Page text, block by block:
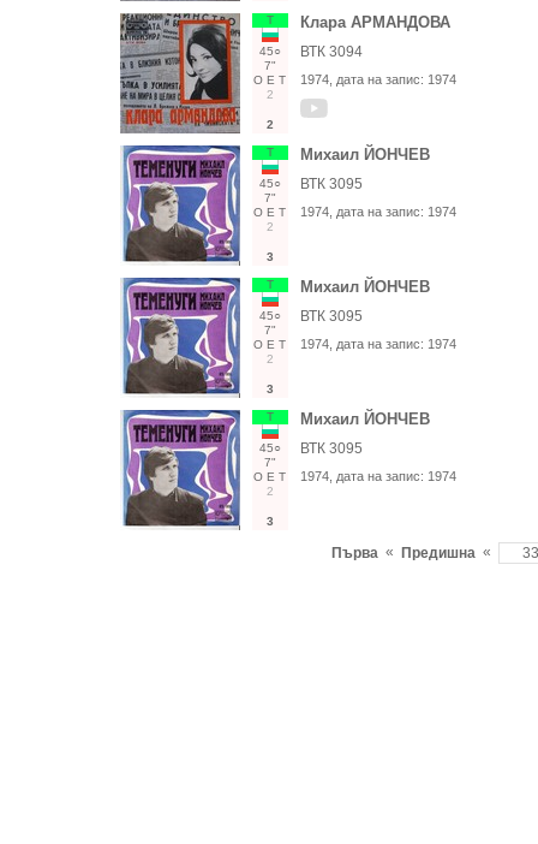
Т
45○
7"
О Е Т
2
2
Клара АРМАНДОВА
ВТК 3094
1974 , дата на запис: 1974
Т
45○
7"
О Е Т
2
3
Михаил ЙОНЧЕВ
ВТК 3095
1974 , дата на запис: 1974
Т
45○
7"
О Е Т
2
3
Михаил ЙОНЧЕВ
ВТК 3095
1974 , дата на запис: 1974
Т
45○
7"
О Е Т
2
3
Михаил ЙОНЧЕВ
ВТК 3095
1974 , дата на запис: 1974
Първа « Предишна «